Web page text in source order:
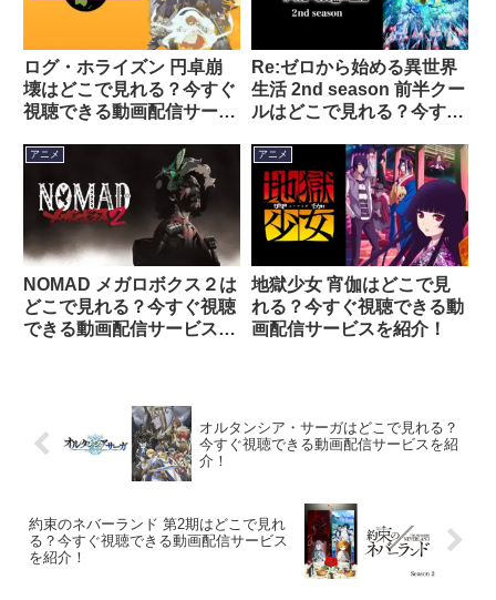
ログ・ホライズン 円卓崩
壊はどこで見れる？今すぐ
視聴できる動画配信サービ
Re:ゼロから始める異世界
生活 2nd season 前半クー
ルはどこで見れる？今すぐ
スを紹介！
アニメ
NOMAD メガロボクス２は
どこで見れる？今すぐ視聴
できる動画配信サービスを
アニメ
地獄少女 宵伽はどこで見
れる？今すぐ視聴できる動
画配信サービスを紹介！
オルタンシア・サーガはどこで見れる？
今すぐ視聴できる動画配信サービスを紹
介！
約束のネバーランド 第2期はどこで見れ
る？今すぐ視聴できる動画配信サービス
を紹介！